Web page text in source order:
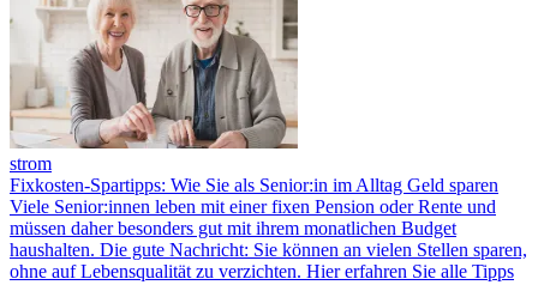
strom
Fixkosten-Spartipps: Wie Sie als Senior:in im Alltag Geld sparen
Viele Senior:innen leben mit einer fixen Pension oder Rente und
müssen daher besonders gut mit ihrem monatlichen Budget
haushalten. Die gute Nachricht: Sie können an vielen Stellen sparen,
ohne auf Lebensqualität zu verzichten. Hier erfahren Sie alle Tipps